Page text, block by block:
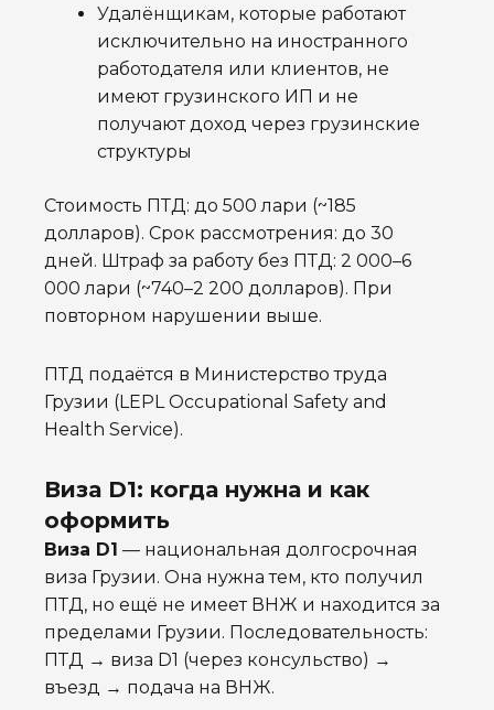
Удалёнщикам, которые работают
исключительно на иностранного
работодателя или клиентов, не
имеют грузинского ИП и не
получают доход через грузинские
структуры
Стоимость ПТД: до 500 лари (~185
долларов). Срок рассмотрения: до 30
дней. Штраф за работу без ПТД: 2 000–6
000 лари (~740–2 200 долларов). При
повторном нарушении выше.
ПТД подаётся в Министерство труда
Грузии (LEPL Occupational Safety and
Health Service).
Виза D1: когда нужна и как
оформить
Виза D1 — национальная долгосрочная
виза Грузии. Она нужна тем, кто получил
ПТД, но ещё не имеет ВНЖ и находится за
пределами Грузии. Последовательность:
ПТД → виза D1 (через консульство) →
въезд → подача на ВНЖ.